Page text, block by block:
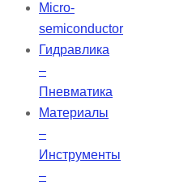
Micro-
semiconductor
Гидравлика
–
Пневматика
Материалы
–
Инструменты
–